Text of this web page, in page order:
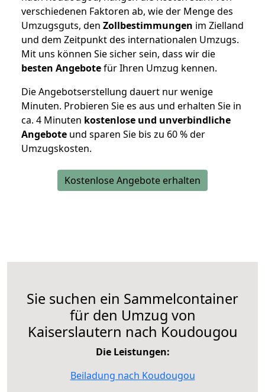
verschiedenen Faktoren ab, wie der Menge des
Umzugsguts, den Zollbestimmungen im Zielland
und dem Zeitpunkt des internationalen Umzugs.
Mit uns können Sie sicher sein, dass wir die
besten Angebotefür Ihren Umzug kennen.
Die Angebotserstellung dauert nur wenige
Minuten. Probieren Sie es aus und erhalten Sie in
ca. 4 Minuten kostenlose und unverbindliche
Angebote und sparen Sie bis zu 60 % der
Umzugskosten.
Kostenlose Angebote erhalten
Sie suchen ein Sammelcontainer
für den Umzug von
Kaiserslautern nach Koudougou
Die Leistungen:
Beiladung nach Koudougou